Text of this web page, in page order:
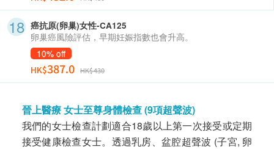
癌抗原(卵巢)女性-CA125
卵巢癌風險評估，早期妊娠指數也會升高。
10% off
HK$387.0 HK$430
晉上醫療 女士至尊身體檢查 (9項超聲波)
我們的女士檢查計劃適合18歲以上第一次接受或定期
接受健康檢查女士。透過乳房、盆腔超聲波 (子宮, 卵